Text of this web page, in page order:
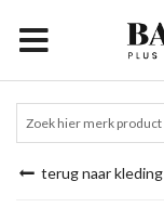
terug naar kleding